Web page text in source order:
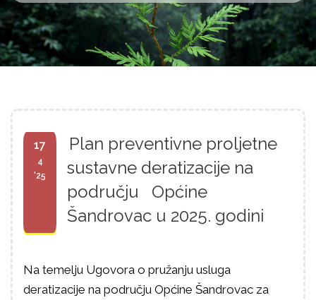
17
4
'25
Plan preventivne proljetne
sustavne deratizacije na
području Općine
Šandrovac u 2025. godini
Na temelju Ugovora o pružanju usluga
deratizacije na području Općine Šandrovac za